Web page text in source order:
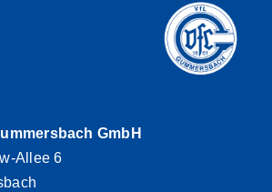
GmbH
Allee 6